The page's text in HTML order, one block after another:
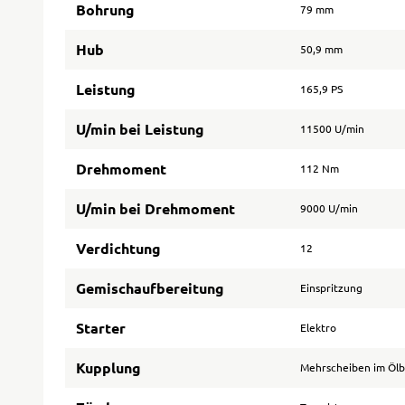
Bohrung 79 mm
Hub 50,9 mm
Leistung 165,9 PS
U/min bei Leistung 11500 U/min
Drehmoment 112 Nm
U/min bei Drehmoment 9000 U/min
Verdichtung 12
Gemischaufbereitung Einspritzung
Starter Elektro
Kupplung Mehrscheiben im